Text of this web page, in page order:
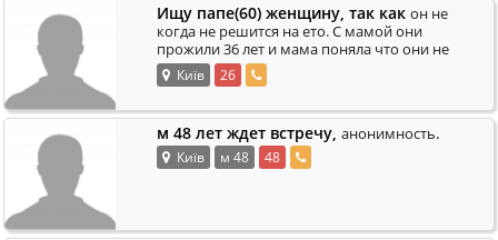
Ищу папе(60) женщину, так как он не
когда не решится на ето. С мамой они
прожили 36 лет и мама поняла что они не
пара. Я сын подержую папу так как он хозяин и
х.Київ 26
м 48 лет ждет встречу, анонимность.
Київ м 48 48